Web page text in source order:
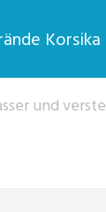
Korsika
und